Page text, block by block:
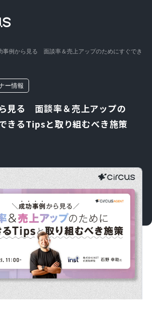
事例から見る 面談率＆売上アップのためにすぐできる
ー情報
見る 面談率＆売上アップの
きるTipsと取り組むべき施策